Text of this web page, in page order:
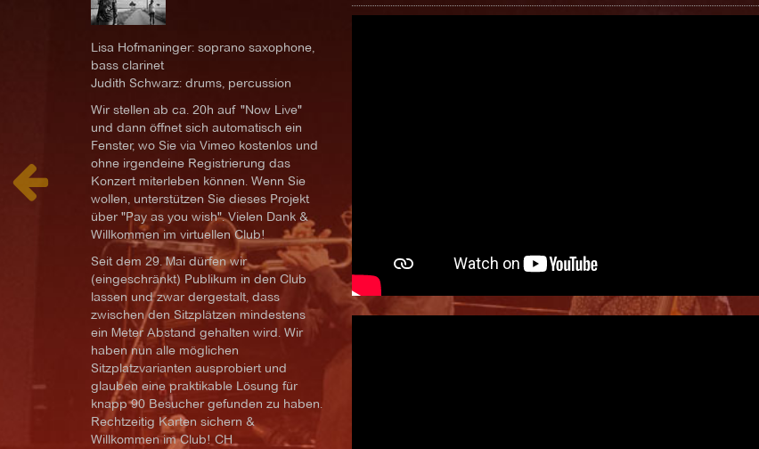
Lisa Hofmaninger: soprano saxophone,
bass clarinet
Judith Schwarz: drums, percussion
Wir stellen ab ca. 20h auf "Now Live"
und dann öffnet sich automatisch ein
Fenster, wo Sie via Vimeo kostenlos und
ohne irgendeine Registrierung das
Konzert miterleben können. Wenn Sie
wollen, unterstützen Sie dieses Projekt
über "Pay as you wish". Vielen Dank &
Willkommen im virtuellen Club!
Seit dem 29. Mai dürfen wir
(eingeschränkt) Publikum in den Club
lassen und zwar dergestalt, dass
zwischen den Sitzplätzen mindestens
ein Meter Abstand gehalten wird. Wir
haben nun alle möglichen
Sitzplatzvarianten ausprobiert und
glauben eine praktikable Lösung für
knapp 90 Besucher gefunden zu haben.
Rechtzeitig Karten sichern &
Willkommen im Club! CH